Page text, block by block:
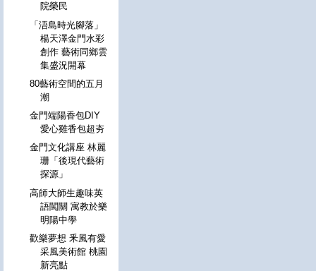
院榮民
「浯島時光腳落」
楊天澤金門水彩
創作 藝術同鄉雲
集盛況開幕
80藝術空間的五月
潮
金門端陽香包DIY
愛心雞香包超夯
金門文化講座 林麗
珊「後現代藝術
探源」
高師大師生趣味英
語闖關 寓教於樂
明陽中學
歡樂夢想 釆風有愛
采風美術館 桃園
新亮點